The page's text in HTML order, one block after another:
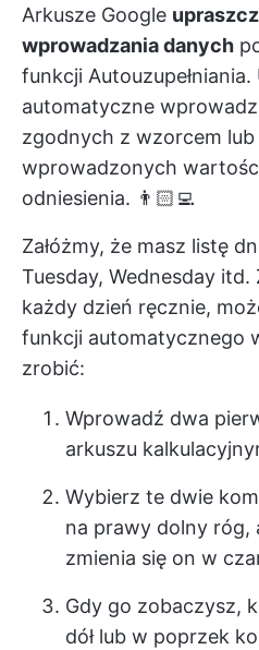
Arkusze Google
wprowadzania danych
funkcji
automatyczne
zgodnych z wzorcem
wprowadzonych
odniesienia. 👨🏻‍💻
Załóżmy, że masz listę
Tuesday, Wednesday
każdy dzień ręcznie,
funkcji automatycznego
zrobić:
Wprowadź dwa
arkuszu
Wybierz te dwie
na prawy dolny róg,
zmienia się on w
Gdy go zobaczysz,
dół lub w poprzek